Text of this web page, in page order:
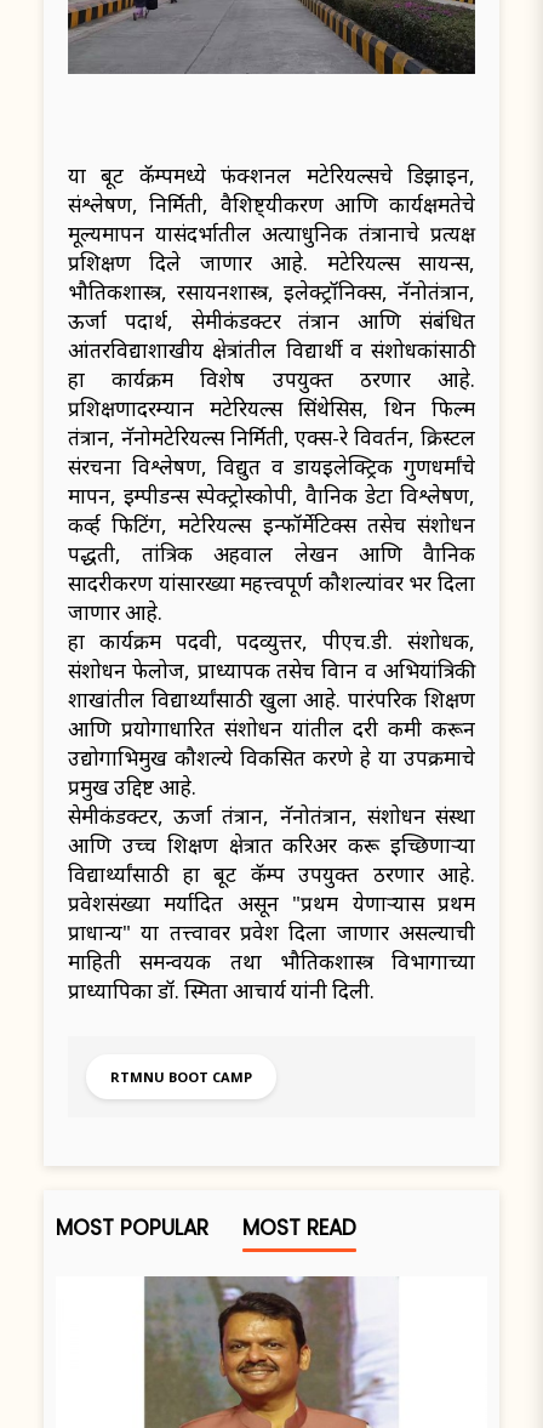
या बूट कॅम्पमध्ये फंक्शनल मटेरियल्सचे डिझाइन,
संश्लेषण, निर्मिती, वैशिष्ट्यीकरण आणि कार्यक्षमतेचे
मूल्यमापन यासंदर्भातील अत्याधुनिक तंत्रज्ञानाचे प्रत्यक्ष
प्रशिक्षण दिले जाणार आहे. मटेरियल्स सायन्स,
भौतिकशास्त्र, रसायनशास्त्र, इलेक्ट्रॉनिक्स, नॅनोतंत्रज्ञान,
ऊर्जा पदार्थ, सेमीकंडक्टर तंत्रज्ञान आणि संबंधित
आंतरविद्याशाखीय क्षेत्रांतील विद्यार्थी व संशोधकांसाठी
हा कार्यक्रम विशेष उपयुक्त ठरणार आहे.
प्रशिक्षणादरम्यान मटेरियल्स सिंथेसिस, थिन फिल्म
तंत्रज्ञान, नॅनोमटेरियल्स निर्मिती, एक्स-रे विवर्तन, क्रिस्टल
संरचना विश्लेषण, विद्युत व डायइलेक्ट्रिक गुणधर्मांचे
मापन, इम्पीडन्स स्पेक्ट्रोस्कोपी, वैज्ञानिक डेटा विश्लेषण,
कर्व्ह फिटिंग, मटेरियल्स इन्फॉर्मेटिक्स तसेच संशोधन
पद्धती, तांत्रिक अहवाल लेखन आणि वैज्ञानिक
सादरीकरण यांसारख्या महत्त्वपूर्ण कौशल्यांवर भर दिला
जाणार आहे.
हा कार्यक्रम पदवी, पदव्युत्तर, पीएच.डी. संशोधक,
संशोधन फेलोज, प्राध्यापक तसेच विज्ञान व अभियांत्रिकी
शाखांतील विद्यार्थ्यांसाठी खुला आहे. पारंपरिक शिक्षण
आणि प्रयोगाधारित संशोधन यांतील दरी कमी करून
उद्योगाभिमुख कौशल्ये विकसित करणे हे या उपक्रमाचे
प्रमुख उद्दिष्ट आहे.
सेमीकंडक्टर, ऊर्जा तंत्रज्ञान, नॅनोतंत्रज्ञान, संशोधन संस्था
आणि उच्च शिक्षण क्षेत्रात करिअर करू इच्छिणाऱ्या
विद्यार्थ्यांसाठी हा बूट कॅम्प उपयुक्त ठरणार आहे.
प्रवेशसंख्या मर्यादित असून "प्रथम येणाऱ्यास प्रथम
प्राधान्य" या तत्त्वावर प्रवेश दिला जाणार असल्याची
माहिती समन्वयक तथा भौतिकशास्त्र विभागाच्या
प्राध्यापिका डॉ. स्मिता आचार्य यांनी दिली.
RTMNU BOOT CAMP
MOST POPULAR MOST READ